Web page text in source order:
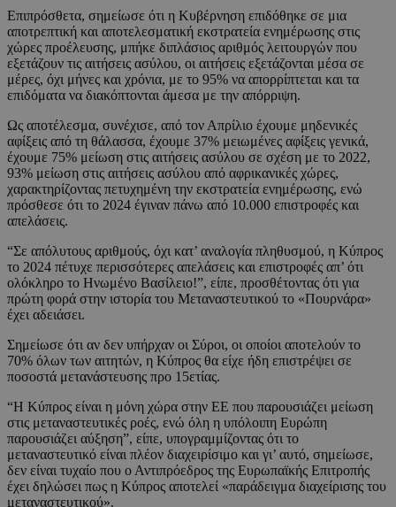
Επιπρόσθετα, σημείωσε ότι η Κυβέρνηση επιδόθηκε σε μια
αποτρεπτική και αποτελεσματική εκστρατεία ενημέρωσης στις
χώρες προέλευσης, μπήκε διπλάσιος αριθμός λειτουργών που
εξετάζουν τις αιτήσεις ασύλου, οι αιτήσεις εξετάζονται μέσα σε
μέρες, όχι μήνες και χρόνια, με το 95% να απορρίπτεται και τα
επιδόματα να διακόπτονται άμεσα με την απόρριψη.
Ως αποτέλεσμα, συνέχισε, από τον Απρίλιο έχουμε μηδενικές
αφίξεις από τη θάλασσα, έχουμε 37% μειωμένες αφίξεις γενικά,
έχουμε 75% μείωση στις αιτήσεις ασύλου σε σχέση με το 2022,
93% μείωση στις αιτήσεις ασύλου από αφρικανικές χώρες,
χαρακτηρίζοντας πετυχημένη την εκστρατεία ενημέρωσης, ενώ
πρόσθεσε ότι το 2024 έγιναν πάνω από 10.000 επιστροφές και
απελάσεις.
“Σε απόλυτους αριθμούς, όχι κατ’ αναλογία πληθυσμού, η Κύπρος
το 2024 πέτυχε περισσότερες απελάσεις και επιστροφές απ’ ότι
ολόκληρο το Ηνωμένο Βασίλειο!”, είπε, προσθέτοντας ότι για
πρώτη φορά στην ιστορία του Μεταναστευτικού το «Πουρνάρα»
έχει αδειάσει.
Σημείωσε ότι αν δεν υπήρχαν οι Σύροι, οι οποίοι αποτελούν το
70% όλων των αιτητών, η Κύπρος θα είχε ήδη επιστρέψει σε
ποσοστά μετανάστευσης προ 15ετίας.
“Η Κύπρος είναι η μόνη χώρα στην ΕΕ που παρουσιάζει μείωση
στις μεταναστευτικές ροές, ενώ όλη η υπόλοιπη Ευρώπη
παρουσιάζει αύξηση”, είπε, υπογραμμίζοντας ότι το
μεταναστευτικό είναι πλέον διαχειρίσιμο και γι’ αυτό, σημείωσε,
δεν είναι τυχαίο που ο Αντιπρόεδρος της Ευρωπαϊκής Επιτροπής
έχει δηλώσει πως η Κύπρος αποτελεί «παράδειγμα διαχείρισης του
μεταναστευτικού».